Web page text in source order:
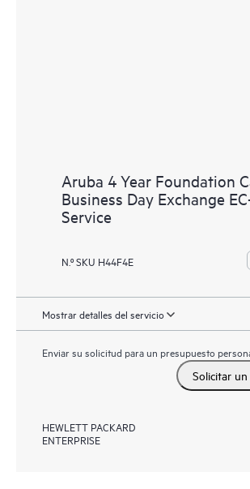
Aruba 4 Year Foundation
Business Day Exchange
Service
N.º SKU H44F4E
Mostrar detalles del servicio
Enviar su solicitud para un presupuesto
Solicitar
HEWLETT PACKARD
ENTERPRISE